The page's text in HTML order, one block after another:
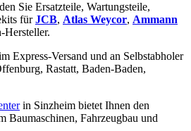
Sie Ersatzteile, Wartungsteile,
fürJCB, Atlas Weycor, Ammann
Hersteller.
Express-Versand und an Selbstabholer
Rastatt, Baden-Baden,
in Sinzheim bietet Ihnen den
Baumaschinen, Fahrzeugbau und